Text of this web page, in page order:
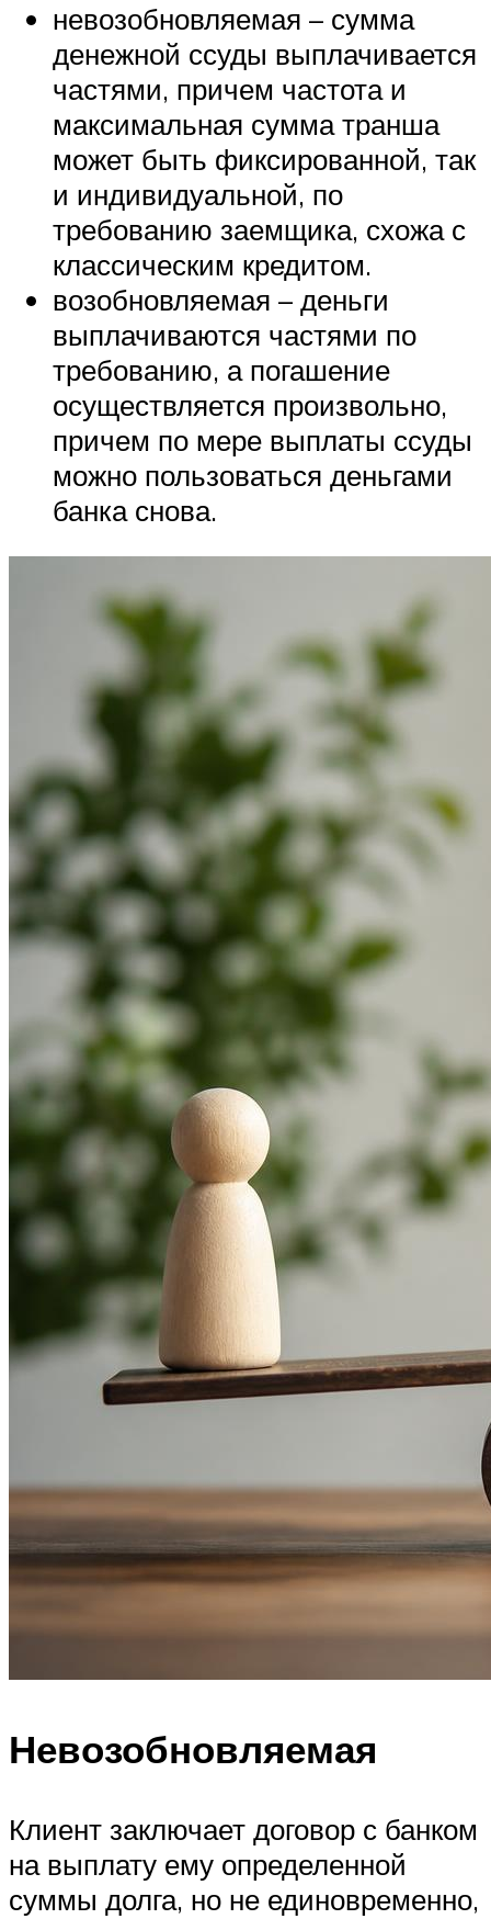
невозобновляемая – сумма
денежной ссуды выплачивается
частями, причем частота и
максимальная сумма транша
может быть фиксированной, так
и индивидуальной, по
требованию заемщика, схожа с
классическим кредитом.
возобновляемая – деньги
выплачиваются частями по
требованию, а погашение
осуществляется произвольно,
причем по мере выплаты ссуды
можно пользоваться деньгами
банка снова.
Невозобновляемая
Клиент заключает договор с банком
на выплату ему определенной
суммы долга, но не единовременно,